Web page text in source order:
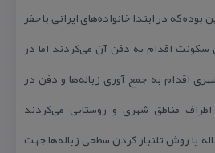
كه در ابتدا خانواده‌های ایرانی با حفر
سكونت اقدام به دفن آن می‌كردند اما در
اقدام به جمع آوری زباله‌ها و دفن در
مناطق شهری و روستایی می‌كردند
یا روش تلنبار كردن سطحی زباله‌ها جهت